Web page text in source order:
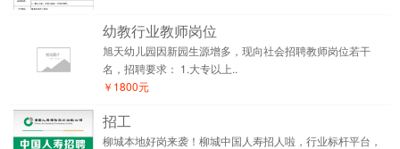
幼教行业教师岗位
旭天幼儿园因新园生源增多，现向社会招聘教师岗位若干
名，招聘要求： 1.大专以上..
￥1800元
招工
柳城本地好岗来袭！柳城中国人寿招人啦，行业标杆平台，